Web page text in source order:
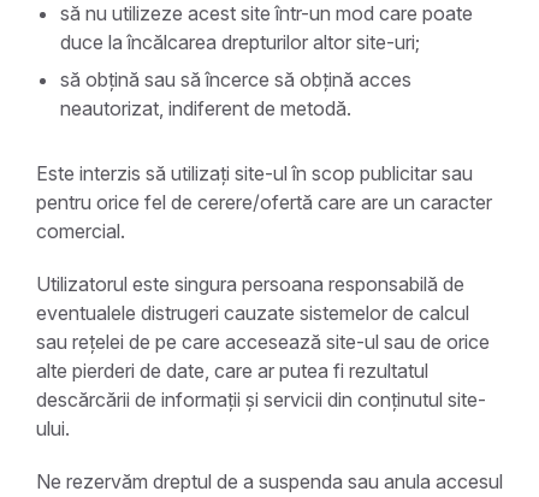
să nu utilizeze acest site într-un mod care poate
duce la încălcarea drepturilor altor site-uri;
să obțină sau să încerce să obțină acces
neautorizat, indiferent de metodă.
Este interzis să utilizați site-ul în scop publicitar sau
pentru orice fel de cerere/ofertă care are un caracter
comercial.
Utilizatorul este singura persoana responsabilă de
eventualele distrugeri cauzate sistemelor de calcul
sau rețelei de pe care accesează site-ul sau de orice
alte pierderi de date, care ar putea fi rezultatul
descărcării de informații și servicii din conținutul site-
ului.
Ne rezervăm dreptul de a suspenda sau anula accesul